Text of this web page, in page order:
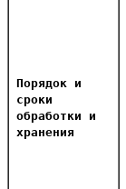
Порядок и
сроки
обработки и
хранения